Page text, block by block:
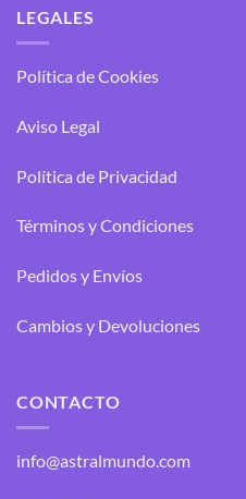
LEGALES
Política de Cookies
Aviso Legal
Política de Privacidad
Términos y Condiciones
Pedidos y Envíos
Cambios y Devoluciones
CONTACTO
info@astralmundo.com